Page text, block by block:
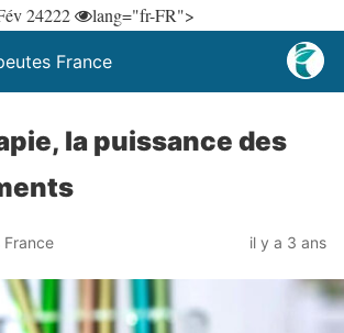
24222 lang="fr-FR">
France
la puissance des
il y a 3 ans